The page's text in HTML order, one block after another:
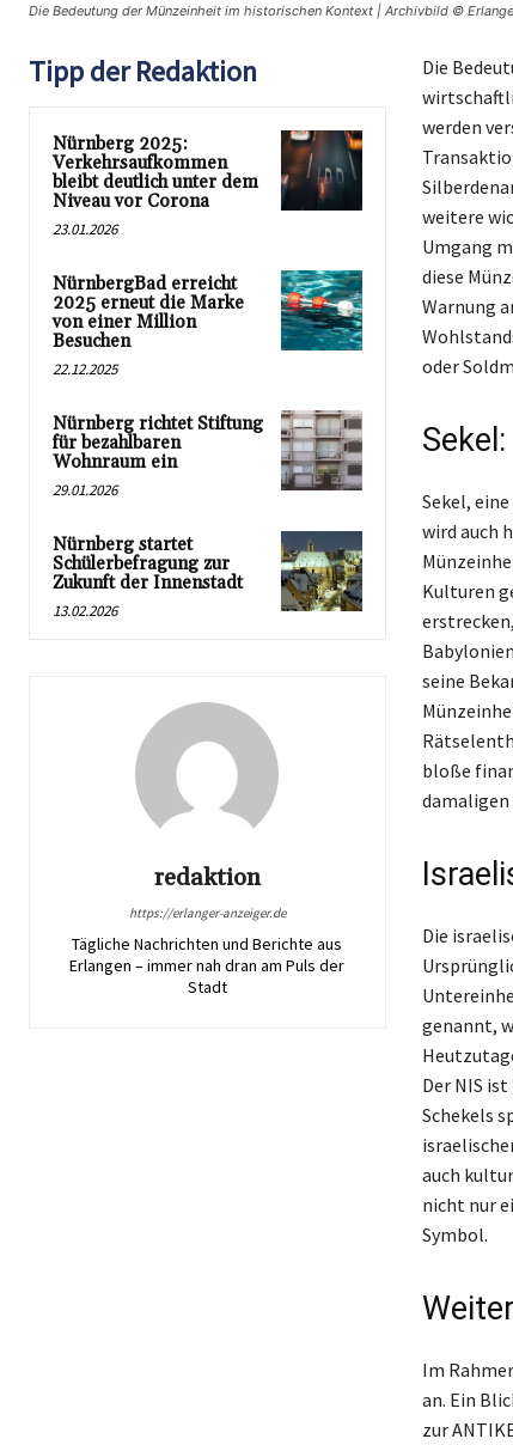
Die Bedeutung der Münzeinheit im historischen Kontext | Archivbild ©
Tipp der Redaktion
Nürnberg 2025:
Verkehrsaufkommen
bleibt deutlich unter dem
Niveau vor Corona
23.01.2026
NürnbergBad erreicht
2025 erneut die Marke
von einer Million
Besuchen
22.12.2025
Nürnberg richtet Stiftung
für bezahlbaren
Wohnraum ein
29.01.2026
Nürnberg startet
Schülerbefragung zur
Zukunft der Innenstadt
13.02.2026
redaktion
https://erlanger-anzeiger.de
Tägliche Nachrichten und Berichte aus
Erlangen – immer nah dran am Puls der
Stadt
Die
werden
weitere
Umgang
diese
Warnung
oder
Sekel,
wird auch
Kulturen
seine
bloße
damaligen
Die
genannt,
Der NIS
Schekels
auch
nicht nur
Symbol.
Im
an. Ein
zur